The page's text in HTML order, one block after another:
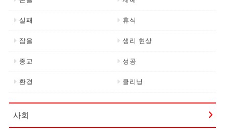
실패 휴식
잠을 생리 현상
종교 성공
환경 클리닝
사회